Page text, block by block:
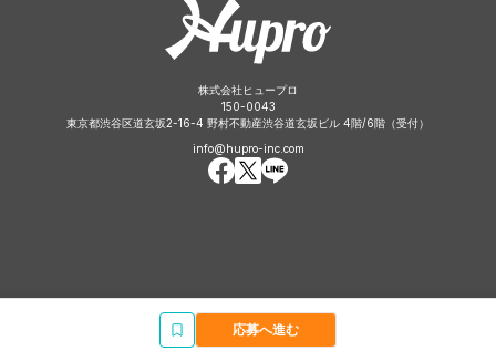
応募へ進む
株式会社ヒュープロ
150-0043
東京都渋谷区道玄坂2-16-4 野村不動産渋谷道玄坂ビル 4階/6階（受付）
info@hupro-inc.com